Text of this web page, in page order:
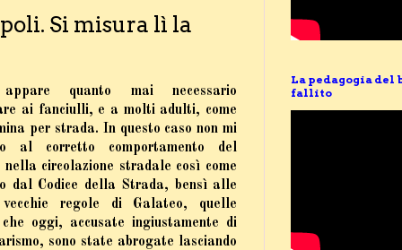
Si misura lì la
quanto mai necessario
ai fanciulli, e a molti adulti, come
per strada. In questo caso non mi
al corretto comportamento del
nella circolazione stradale così come
dal Codice della Strada, bensì alle
vecchie regole di Galateo, quelle
oggi, accusate ingiustamente di
sono state abrogate lasciando
La pedagogia del
fallito